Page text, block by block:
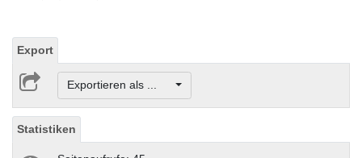
Export
Exportieren als ...
Statistiken